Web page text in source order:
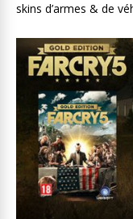
skins d’armes & de